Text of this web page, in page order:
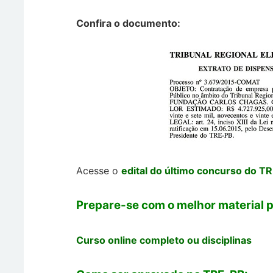
Confira o documento:
Acesse oedital do último concurso do
Prepare-se com o melhor material
Curso online completo ou disciplinas